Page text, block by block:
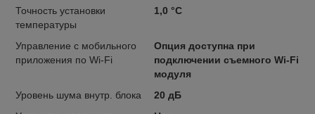
Точность установки
температуры
1,0 °С
Управление c мобильного
приложения по Wi-Fi
Опция доступна при
подключении съемного Wi-Fi
модуля
Уровень шума внутр. блока
20 дБ